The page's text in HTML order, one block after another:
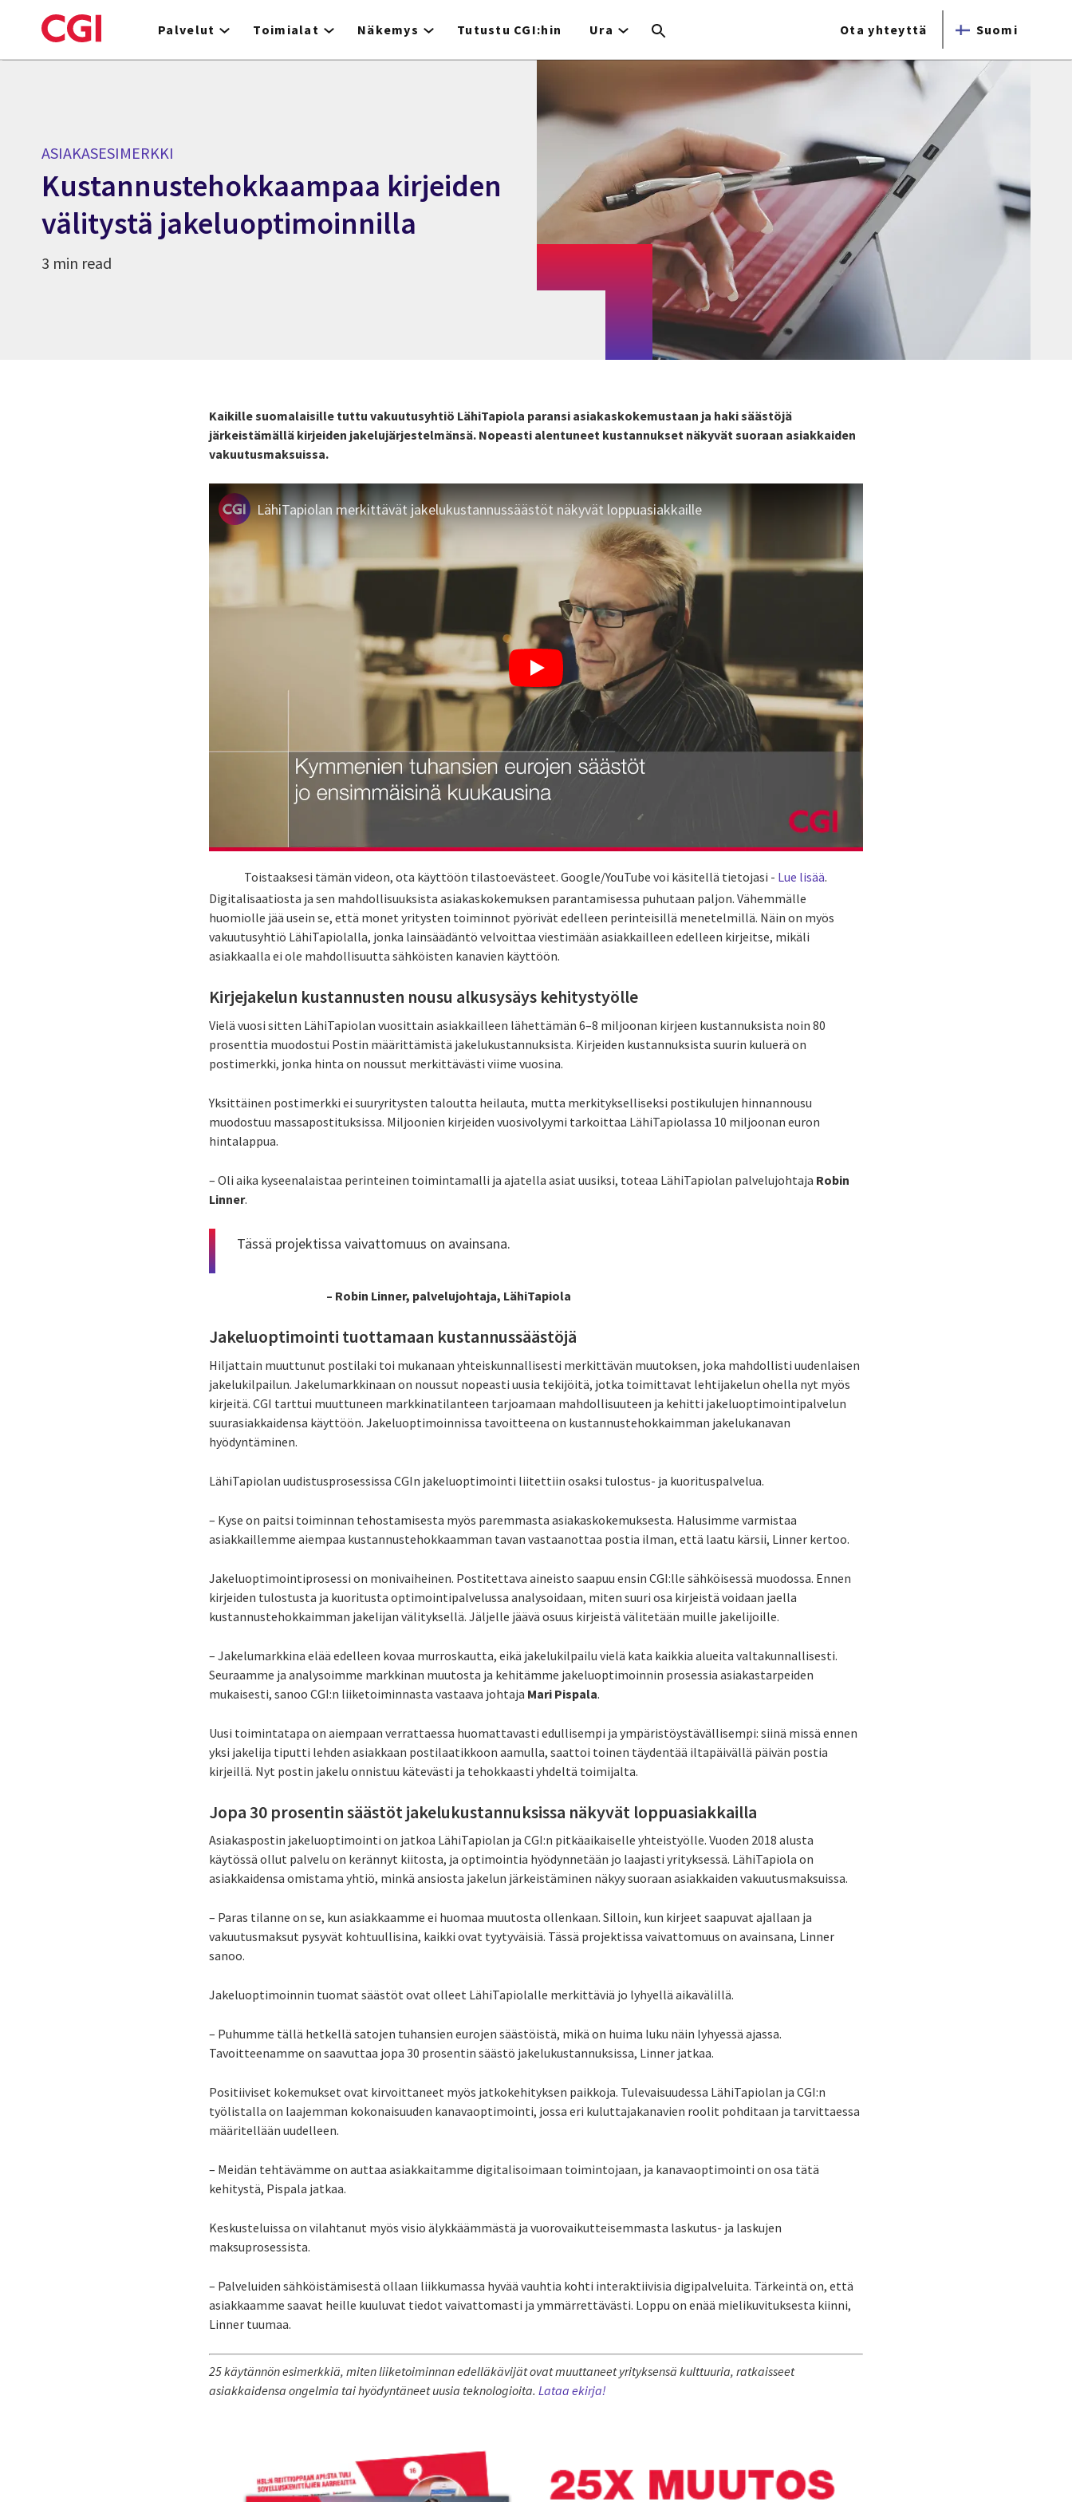
to
Palvelut Toimialat Näkemys Tutustu CGI:hin Ura Ota yhteyttä Suomi
ASIAKASESIMERKKI
Kustannustehokkaampaa kirjeiden
välitystä jakeluoptimoinnilla
3 min read
Kaikille suomalaisille tuttu vakuutusyhtiö LähiTapiola paransi asiakaskokemustaan ja haki säästöjä
järkeistämällä kirjeiden jakelujärjestelmänsä. Nopeasti alentuneet kustannukset näkyvät suoraan asiakkaiden
vakuutusmaksuissa.
LähiTapiolan merkittävät jakelukustannussäästöt näkyvät loppuasiakkaille
Toistaaksesi tämän videon, ota käyttöön tilastoevästeet. Google/YouTube voi käsitellä tietojasi - Lue lisää.
Digitalisaatiosta ja sen mahdollisuuksista asiakaskokemuksen parantamisessa puhutaan paljon. Vähemmälle
huomiolle jää usein se, että monet yritysten toiminnot pyörivät edelleen perinteisillä menetelmillä. Näin on myös
vakuutusyhtiö LähiTapiolalla, jonka lainsäädäntö velvoittaa viestimään asiakkailleen edelleen kirjeitse, mikäli
asiakkaalla ei ole mahdollisuutta sähköisten kanavien käyttöön.
Kirjejakelun kustannusten nousu alkusysäys kehitystyölle
Vielä vuosi sitten LähiTapiolan vuosittain asiakkailleen lähettämän 6–8 miljoonan kirjeen kustannuksista noin 80
prosenttia muodostui Postin määrittämistä jakelukustannuksista. Kirjeiden kustannuksista suurin kuluerä on
postimerkki, jonka hinta on noussut merkittävästi viime vuosina.
Yksittäinen postimerkki ei suuryritysten taloutta heilauta, mutta merkitykselliseksi postikulujen hinnannousu
muodostuu massapostituksissa. Miljoonien kirjeiden vuosivolyymi tarkoittaa LähiTapiolassa 10 miljoonan euron
hintalappua.
– Oli aika kyseenalaistaa perinteinen toimintamalli ja ajatella asiat uusiksi, toteaa LähiTapiolan palvelujohtaja Robin
Linner.
Tässä projektissa vaivattomuus on avainsana.
– Robin Linner, palvelujohtaja, LähiTapiola
Jakeluoptimointi tuottamaan kustannussäästöjä
Hiljattain muuttunut postilaki toi mukanaan yhteiskunnallisesti merkittävän muutoksen, joka mahdollisti uudenlaisen
jakelukilpailun. Jakelumarkkinaan on noussut nopeasti uusia tekijöitä, jotka toimittavat lehtijakelun ohella nyt myös
kirjeitä. CGI tarttui muuttuneen markkinatilanteen tarjoamaan mahdollisuuteen ja kehitti jakeluoptimointipalvelun
suurasiakkaidensa käyttöön. Jakeluoptimoinnissa tavoitteena on kustannustehokkaimman jakelukanavan
hyödyntäminen.
LähiTapiolan uudistusprosessissa CGIn jakeluoptimointi liitettiin osaksi tulostus- ja kuorituspalvelua.
– Kyse on paitsi toiminnan tehostamisesta myös paremmasta asiakaskokemuksesta. Halusimme varmistaa
asiakkaillemme aiempaa kustannustehokkaamman tavan vastaanottaa postia ilman, että laatu kärsii, Linner kertoo.
Jakeluoptimointiprosessi on monivaiheinen. Postitettava aineisto saapuu ensin CGI:lle sähköisessä muodossa. Ennen
kirjeiden tulostusta ja kuoritusta optimointipalvelussa analysoidaan, miten suuri osa kirjeistä voidaan jaella
kustannustehokkaimman jakelijan välityksellä. Jäljelle jäävä osuus kirjeistä välitetään muille jakelijoille.
– Jakelumarkkina elää edelleen kovaa murroskautta, eikä jakelukilpailu vielä kata kaikkia alueita valtakunnallisesti.
Seuraamme ja analysoimme markkinan muutosta ja kehitämme jakeluoptimoinnin prosessia asiakastarpeiden
mukaisesti, sanoo CGI:n liiketoiminnasta vastaava johtaja Mari Pispala.
Uusi toimintatapa on aiempaan verrattaessa huomattavasti edullisempi ja ympäristöystävällisempi: siinä missä ennen
yksi jakelija tiputti lehden asiakkaan postilaatikkoon aamulla, saattoi toinen täydentää iltapäivällä päivän postia
kirjeillä. Nyt postin jakelu onnistuu kätevästi ja tehokkaasti yhdeltä toimijalta.
Jopa 30 prosentin säästöt jakelukustannuksissa näkyvät loppuasiakkailla
Asiakaspostin jakeluoptimointi on jatkoa LähiTapiolan ja CGI:n pitkäaikaiselle yhteistyölle. Vuoden 2018 alusta
käytössä ollut palvelu on kerännyt kiitosta, ja optimointia hyödynnetään jo laajasti yrityksessä. LähiTapiola on
asiakkaidensa omistama yhtiö, minkä ansiosta jakelun järkeistäminen näkyy suoraan asiakkaiden vakuutusmaksuissa.
– Paras tilanne on se, kun asiakkaamme ei huomaa muutosta ollenkaan. Silloin, kun kirjeet saapuvat ajallaan ja
vakuutusmaksut pysyvät kohtuullisina, kaikki ovat tyytyväisiä. Tässä projektissa vaivattomuus on avainsana, Linner
sanoo.
Jakeluoptimoinnin tuomat säästöt ovat olleet LähiTapiolalle merkittäviä jo lyhyellä aikavälillä.
– Puhumme tällä hetkellä satojen tuhansien eurojen säästöistä, mikä on huima luku näin lyhyessä ajassa.
Tavoitteenamme on saavuttaa jopa 30 prosentin säästö jakelukustannuksissa, Linner jatkaa.
Positiiviset kokemukset ovat kirvoittaneet myös jatkokehityksen paikkoja. Tulevaisuudessa LähiTapiolan ja CGI:n
työlistalla on laajemman kokonaisuuden kanavaoptimointi, jossa eri kuluttajakanavien roolit pohditaan ja tarvittaessa
määritellään uudelleen.
– Meidän tehtävämme on auttaa asiakkaitamme digitalisoimaan toimintojaan, ja kanavaoptimointi on osa tätä
kehitystä, Pispala jatkaa.
Keskusteluissa on vilahtanut myös visio älykkäämmästä ja vuorovaikutteisemmasta laskutus- ja laskujen
maksuprosessista.
– Palveluiden sähköistämisestä ollaan liikkumassa hyvää vauhtia kohti interaktiivisia digipalveluita. Tärkeintä on, että
asiakkaamme saavat heille kuuluvat tiedot vaivattomasti ja ymmärrettävästi. Loppu on enää mielikuvituksesta kiinni,
Linner tuumaa.
25 käytännön esimerkkiä, miten liiketoiminnan edelläkävijät ovat muuttaneet yrityksensä kulttuuria, ratkaisseet
asiakkaidensa ongelmia tai hyödyntäneet uusia teknologioita. Lataa ekirja!